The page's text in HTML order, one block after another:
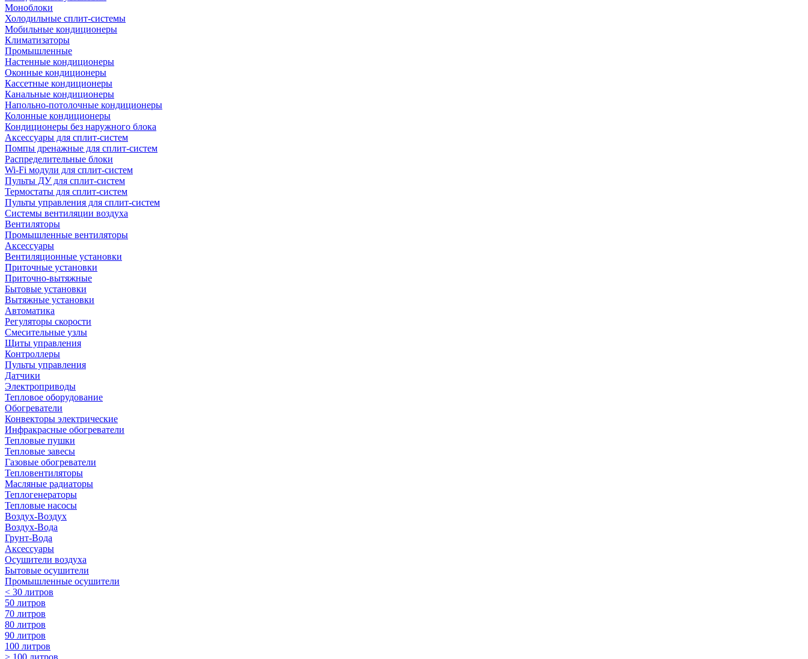
Моноблоки
Холодильные сплит-системы
Мобильные кондиционеры
Климатизаторы
Промышленные
Настенные кондиционеры
Оконные кондиционеры
Кассетные кондиционеры
Канальные кондиционеры
Напольно-потолочные кондиционеры
Колонные кондиционеры
Кондиционеры без наружного блока
Аксессуары для сплит-систем
Помпы дренажные для сплит-систем
Распределительные блоки
Wi-Fi модули для сплит-систем
Пульты ДУ для сплит-систем
Термостаты для сплит-систем
Пульты управления для сплит-систем
Системы вентиляции воздуха
Вентиляторы
Промышленные вентиляторы
Аксессуары
Вентиляционные установки
Приточные установки
Приточно-вытяжные
Бытовые установки
Вытяжные установки
Автоматика
Регуляторы скорости
Смесительные узлы
Щиты управления
Контроллеры
Пульты управления
Датчики
Электроприводы
Тепловое оборудование
Обогреватели
Конвекторы электрические
Инфракрасные обогреватели
Тепловые пушки
Тепловые завесы
Газовые обогреватели
Тепловентиляторы
Масляные радиаторы
Теплогенераторы
Тепловые насосы
Воздух-Воздух
Воздух-Вода
Грунт-Вода
Аксессуары
Осушители воздуха
Бытовые осушители
Промышленные осушители
< 30 литров
50 литров
70 литров
80 литров
90 литров
100 литров
> 100 литров